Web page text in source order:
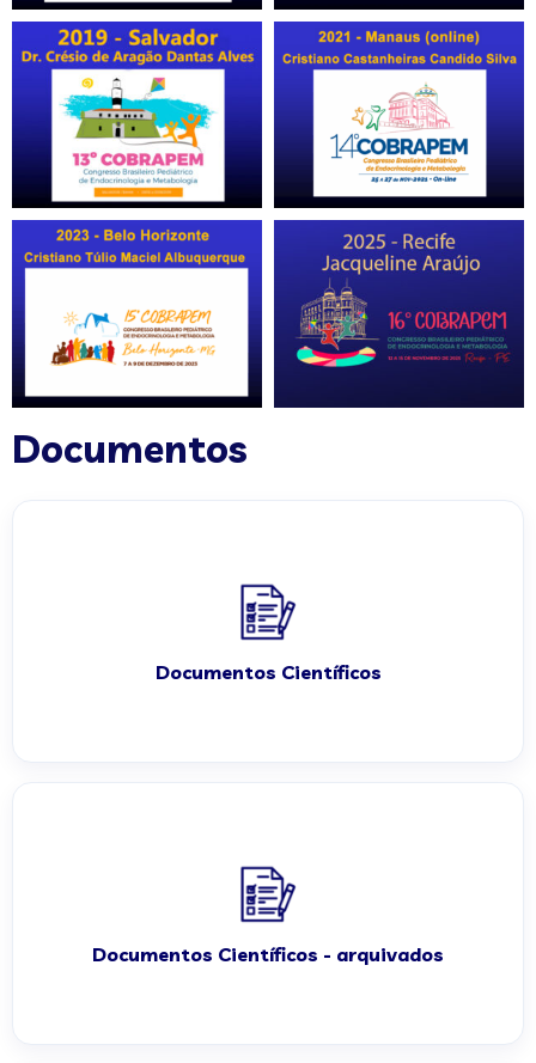
Documentos
Documentos Científicos
Documentos Científicos - arquivados